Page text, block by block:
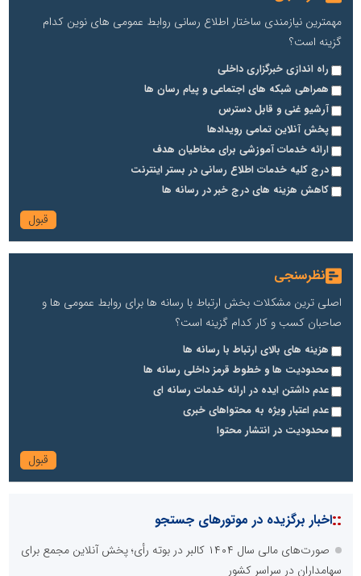
مهمترین نیازمندی ساختار اطلاع رسانی روابط عمومی های نوین کدام
گزینه است؟
راه اندازی خبرگزاری داخلی
همراهی شبکه های اجتماعی و پیام رسان ها
آرشیو غنی و قابل دسترس
پخش آنلاین تمامی رویدادها
ارائه خدمات آموزشی برای مخاطیان هدف
درج کلیه خدمات اطلاع رسانی در بستر اینترنت
کاهش هزینه های درج خبر در رسانه ها
نظرسنجی
اصلی ترین مشکلات بخش ارتباط با رسانه ها برای روابط عمومی ها و
صاحبان کسب و کار کدام گزینه است؟
هزینه های بالای ارتباط با رسانه ها
محدودیت ها و خطوط قرمز داخلی رسانه ها
عدم داشتن ایده در ارائه خدمات رسانه ای
عدم اعتبار ویژه به محتواهای خبری
محدودیت در انتشار محتوا
::اخبار برگزیده در موتورهای جستجو
صورت‌های مالی سال ۱۴۰۴ کالبر در بوته رأی؛ پخش آنلاین مجمع برای
سهامداران در سراسر کشور